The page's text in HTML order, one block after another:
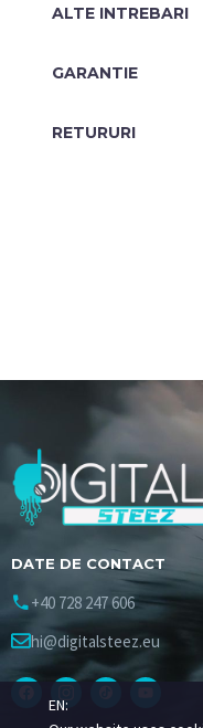
ALTE INTREBARI​
GARANTIE
RETURURI
DATE DE CONTACT
+40 728 247 606
hi@digitalsteez.eu
EN: